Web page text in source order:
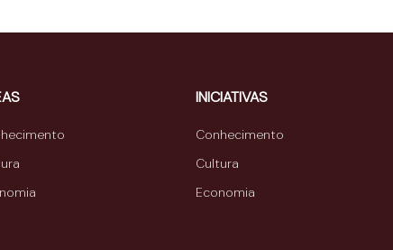
INICIATIVAS
Conhecimento
Cultura
Economia